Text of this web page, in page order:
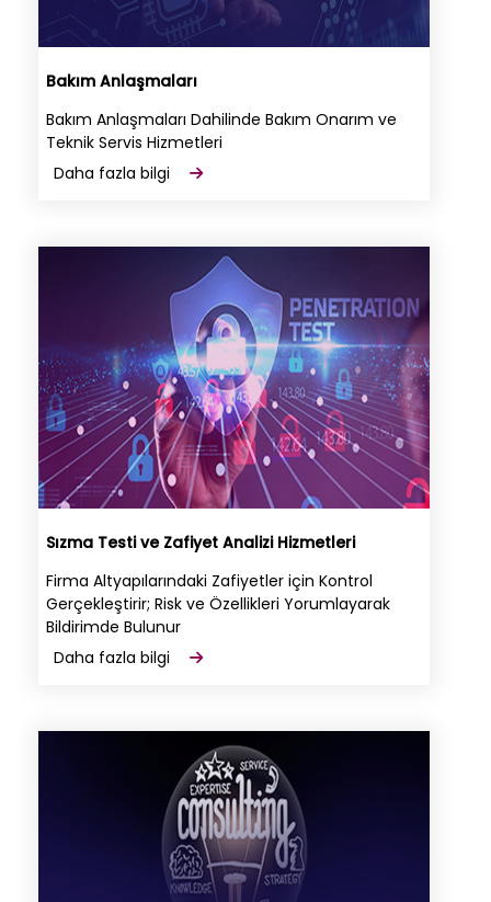
Bakım Anlaşmaları
Bakım Anlaşmaları Dahilinde Bakım Onarım ve
Teknik Servis Hizmetleri
Daha fazla bilgi
Sızma Testi ve Zafiyet Analizi Hizmetleri
Firma Altyapılarındaki Zafiyetler için Kontrol
Gerçekleştirir; Risk ve Özellikleri Yorumlayarak
Bildirimde Bulunur
Daha fazla bilgi